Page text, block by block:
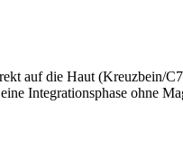
auf die Haut (Kreuzbein/
Integrationsphase ohne